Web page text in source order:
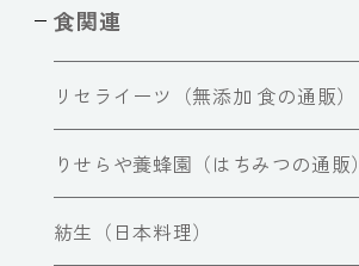
食関連
リセライーツ（無添加 食の通販）
りせらや養蜂園（はちみつの通販）
紡生（日本料理）